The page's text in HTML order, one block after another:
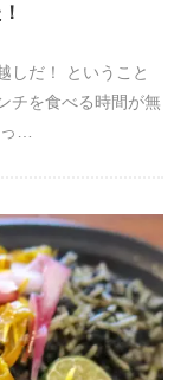
しだ！ ということ
チを食べる時間が無
…